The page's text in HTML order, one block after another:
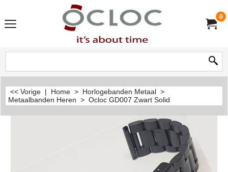
0
<< Vorige | Home > Horlogebanden Metaal >
Metaalbanden Heren > Ocloc GD007 Zwart Solid